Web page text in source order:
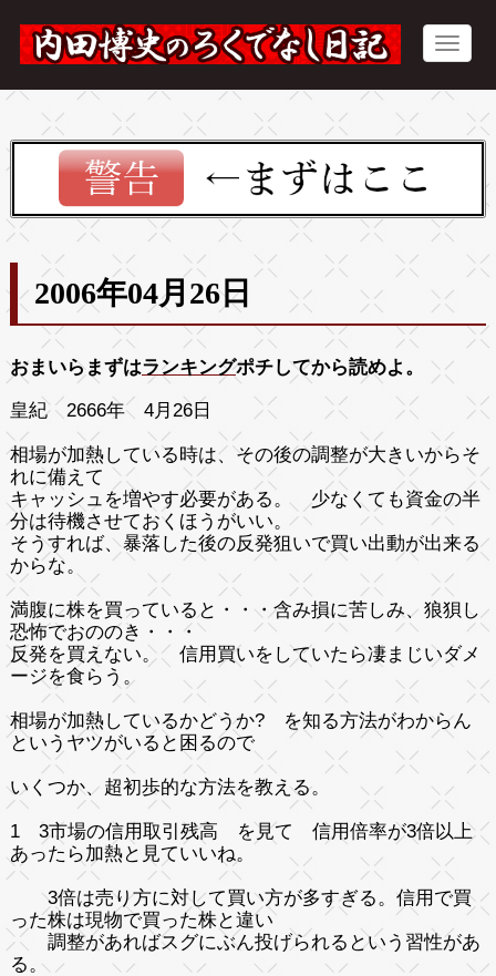
2006年04月26日
おまいらまずはランキングポチしてから読めよ。
皇紀 2666年 4月26日
相場が加熱している時は、その後の調整が大きいからそ
れに備えて
キャッシュを増やす必要がある。 少なくても資金の半
分は待機させておくほうがいい。
そうすれば、暴落した後の反発狙いで買い出動が出来る
からな。
満腹に株を買っていると・・・含み損に苦しみ、狼狽し
恐怖でおののき・・・
反発を買えない。 信用買いをしていたら凄まじいダメ
ージを食らう。
相場が加熱しているかどうか? を知る方法がわからん
というヤツがいると困るので
いくつか、超初歩的な方法を教える。
1 3市場の信用取引残高 を見て 信用倍率が3倍以上
あったら加熱と見ていいね。
3倍は売り方に対して買い方が多すぎる。信用で買
った株は現物で買った株と違い
調整があればスグにぶん投げられるという習性があ
る。